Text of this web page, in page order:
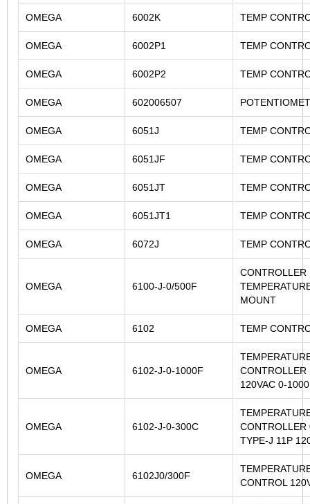
OMEGA 6002K TEMP
OMEGA 6002P1 TEMP
OMEGA 6002P2 TEMP
OMEGA 602006507
OMEGA 6051J TEMP
OMEGA 6051JF TEMP
OMEGA 6051JT TEMP
OMEGA 6051JT1 TEMP
OMEGA 6072J TEMP
OMEGA 6100-J-0/500F
CONTROLLER
MOUNT
OMEGA 6102 TEMP
OMEGA 6102-J-0-1000F
CONTROLLER
120VAC 0-
OMEGA 6102-J-0-300C
CONTROLLER
TYPE-J 11P
OMEGA 6102J0/300F
CONTROL